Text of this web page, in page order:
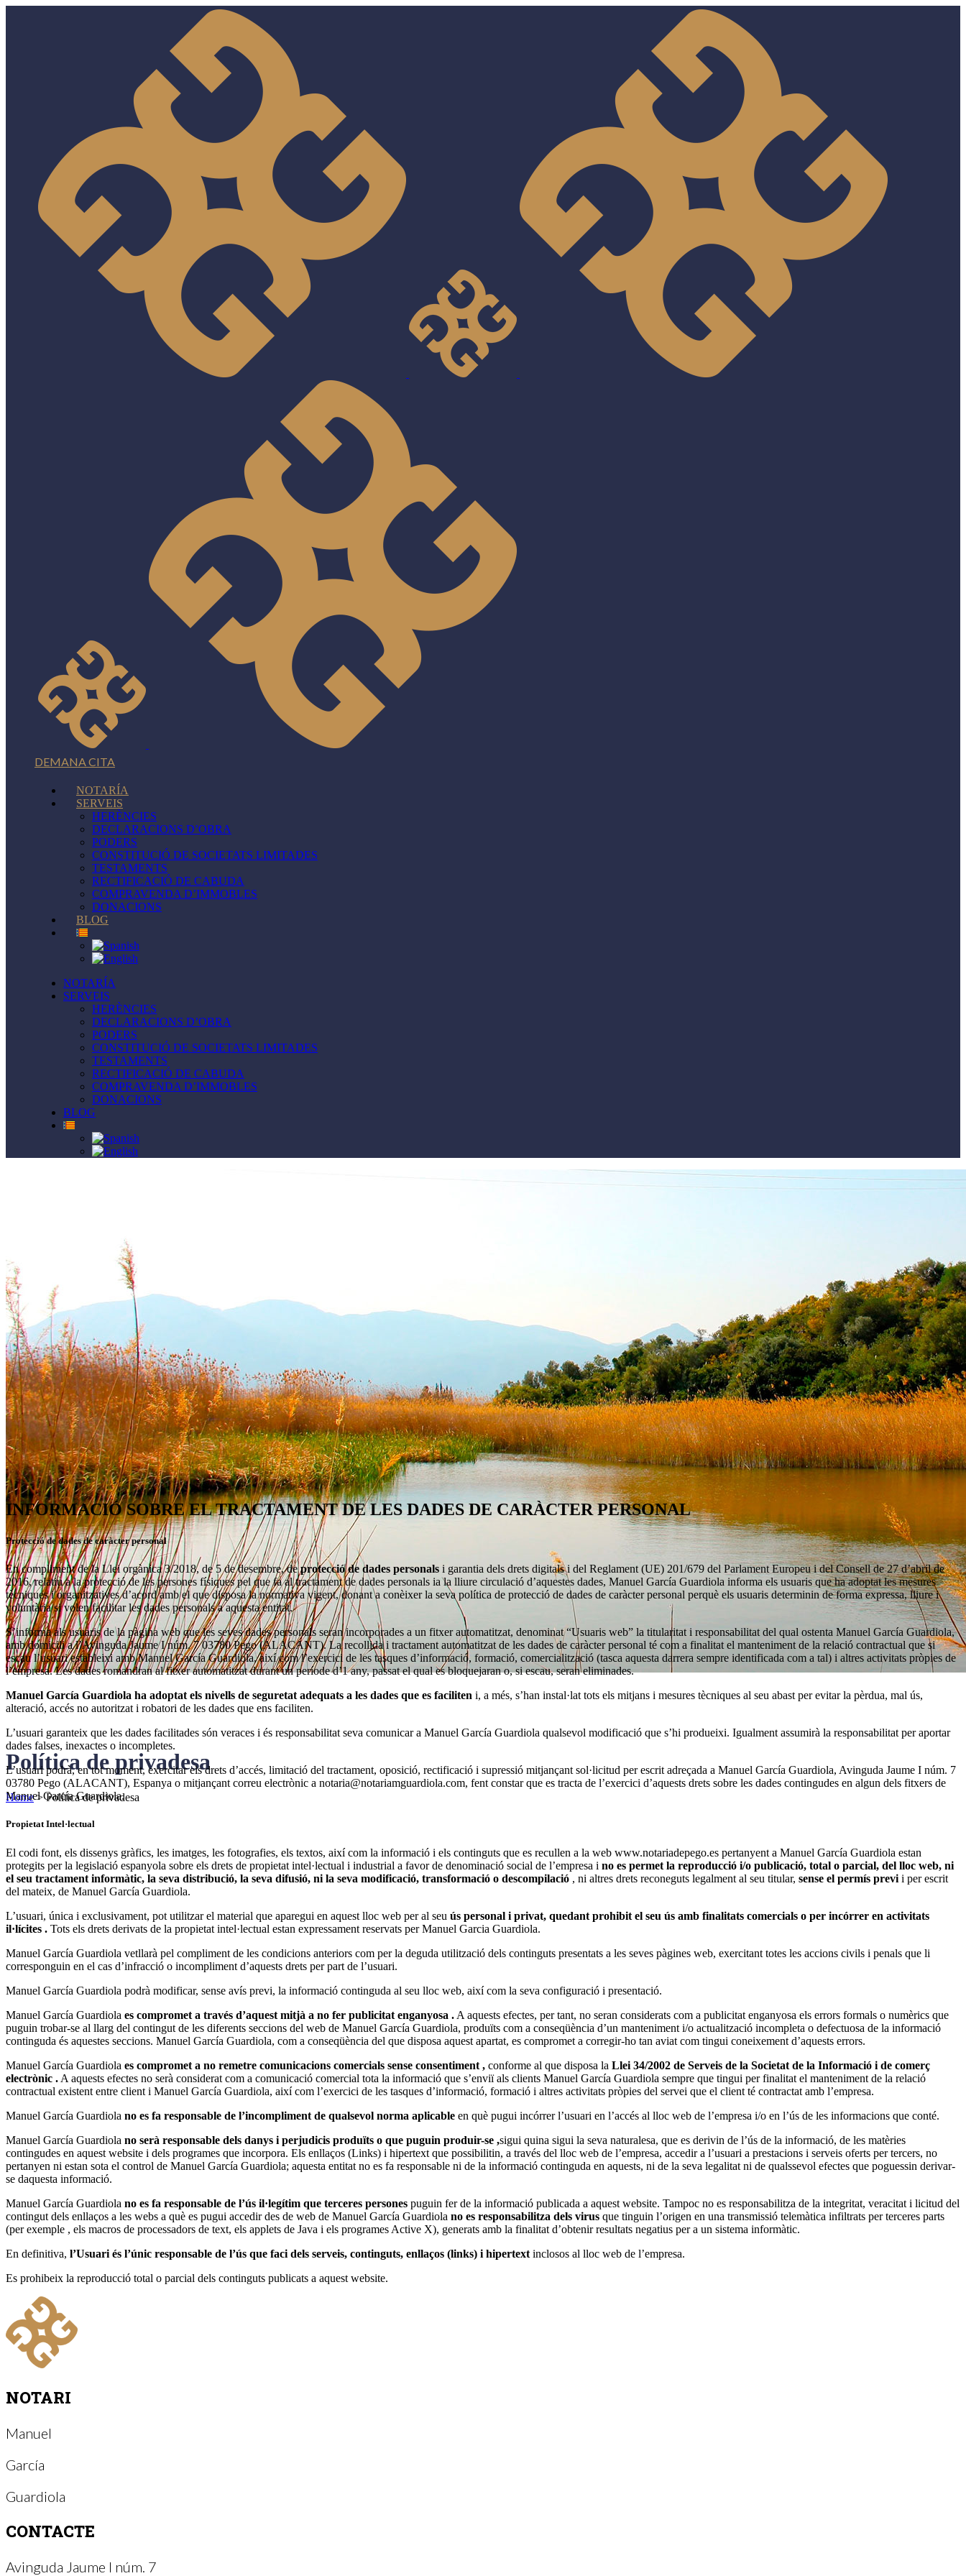
DEMANA CITA
NOTARÍA
SERVEIS
HERÈNCIES
DECLARACIONS D’OBRA
PODERS
CONSTITUCIÓ DE SOCIETATS LIMITADES
TESTAMENTS
RECTIFICACIÓ DE CABUDA
COMPRAVENDA D’IMMOBLES
DONACIONS
BLOG
NOTARÍA
SERVEIS
HERÈNCIES
DECLARACIONS D’OBRA
PODERS
CONSTITUCIÓ DE SOCIETATS LIMITADES
TESTAMENTS
RECTIFICACIÓ DE CABUDA
COMPRAVENDA D’IMMOBLES
DONACIONS
BLOG
Política de privadesa
Home>Política de privadesa
INFORMACIÓ SOBRE EL TRACTAMENT DE LES DADES DE CARÀCTER PERSONAL
Protecció de dades de caràcter personal
En compliment de la Llei orgànica 3/2018, de 5 de desembre, deprotecció de dades personals i garantia dels drets digitals i del Reglament (UE) 201/679 del Parlament Europeu i del Consell de 27 d’abril de
2016, relatiu a la protecció de les persones físiques pel que fa al tractament de dades personals ia la lliure circulació d’aquestes dades, Manuel García Guardiola informa els usuaris que ha adoptat les mesures
tècniques i organitzatives d’acord amb el que disposa la normativa vigent, donant a conèixer la seva política de protecció de dades de caràcter personal perquè els usuaris determinin de forma expressa, lliure i
voluntària si volen facilitar les dades personals a aquesta entitat.
S’informa als usuaris de la pàgina web que les seves dades personals seran incorporades a un fitxer automatitzat, denominat “Usuaris web” la titularitat i responsabilitat del qual ostenta Manuel García Guardiola,
amb domicili a l’Avinguda Jaume I núm. 7 03780 Pego (ALACANT). La recollida i tractament automatitzat de les dades de caràcter personal té com a finalitat el manteniment de la relació contractual que si
escau l’usuari estableixi amb Manuel García Guardiola, així com l’exercici de les tasques d’informació, formació, comercialització (tasca aquesta darrera sempre identificada com a tal) i altres activitats pròpies de
l’empresa. Les dades romandran al fitxer automatitzat durant un període d’1 any, passat el qual es bloquejaran o, si escau, seran eliminades.
Manuel García Guardiola ha adoptat els nivells de seguretat adequats a les dades que es faciliten i, a més, s’han instal·lat tots els mitjans i mesures tècniques al seu abast per evitar la pèrdua, mal ús,
alteració, accés no autoritzat i robatori de les dades que ens faciliten.
L’usuari garanteix que les dades facilitades són veraces i és responsabilitat seva comunicar a Manuel García Guardiola qualsevol modificació que s’hi produeixi. Igualment assumirà la responsabilitat per aportar
dades falses, inexactes o incompletes.
L’usuari podrà, en tot moment, exercitar els drets d’accés, limitació del tractament, oposició, rectificació i supressió mitjançant sol·licitud per escrit adreçada a Manuel García Guardiola, Avinguda Jaume I núm. 7
03780 Pego (ALACANT), Espanya o mitjançant correu electrònic a notaria@notariamguardiola.com, fent constar que es tracta de l’exercici d’aquests drets sobre les dades contingudes en algun dels fitxers de
Manuel García Guardiola.
Propietat Intel·lectual
El codi font, els dissenys gràfics, les imatges, les fotografies, els textos, així com la informació i els continguts que es recullen a la web www.notariadepego.es pertanyent a Manuel García Guardiola estan
protegits per la legislació espanyola sobre els drets de propietat intel·lectual i industrial a favor de denominació social de l’empresa i no es permet la reproducció i/o publicació, total o parcial, del lloc web, ni
el seu tractament informàtic, la seva distribució, la seva difusió, ni la seva modificació, transformació o descompilació , ni altres drets reconeguts legalment al seu titular, sense el permís previ i per escrit
del mateix, de Manuel García Guardiola.
L’usuari, única i exclusivament, pot utilitzar el material que aparegui en aquest lloc web per al seu ús personal i privat, quedant prohibit el seu ús amb finalitats comercials o per incórrer en activitats
il·lícites . Tots els drets derivats de la propietat intel·lectual estan expressament reservats per Manuel Garcia Guardiola.
Manuel García Guardiola vetllarà pel compliment de les condicions anteriors com per la deguda utilització dels continguts presentats a les seves pàgines web, exercitant totes les accions civils i penals que li
corresponguin en el cas d’infracció o incompliment d’aquests drets per part de l’usuari.
Manuel García Guardiola podrà modificar, sense avís previ, la informació continguda al seu lloc web, així com la seva configuració i presentació.
Manuel García Guardiola es compromet a través d’aquest mitjà a no fer publicitat enganyosa . A aquests efectes, per tant, no seran considerats com a publicitat enganyosa els errors formals o numèrics que
puguin trobar-se al llarg del contingut de les diferents seccions del web de Manuel García Guardiola, produïts com a conseqüència d’un manteniment i/o actualització incompleta o defectuosa de la informació
continguda és aquestes seccions. Manuel García Guardiola, com a conseqüència del que disposa aquest apartat, es compromet a corregir-ho tan aviat com tingui coneixement d’aquests errors.
Manuel García Guardiola es compromet a no remetre comunicacions comercials sense consentiment , conforme al que disposa la Llei 34/2002 de Serveis de la Societat de la Informació i de comerç
electrònic . A aquests efectes no serà considerat com a comunicació comercial tota la informació que s’enviï als clients Manuel García Guardiola sempre que tingui per finalitat el manteniment de la relació
contractual existent entre client i Manuel García Guardiola, així com l’exercici de les tasques d’informació, formació i altres activitats pròpies del servei que el client té contractat amb l’empresa.
Manuel García Guardiola no es fa responsable de l’incompliment de qualsevol norma aplicable en què pugui incórrer l’usuari en l’accés al lloc web de l’empresa i/o en l’ús de les informacions que conté.
Manuel García Guardiola no serà responsable dels danys i perjudicis produïts o que puguin produir-se ,sigui quina sigui la seva naturalesa, que es derivin de l’ús de la informació, de les matèries
contingudes en aquest website i dels programes que incorpora. Els enllaços (Links) i hipertext que possibilitin, a través del lloc web de l’empresa, accedir a l’usuari a prestacions i serveis oferts per tercers, no
pertanyen ni estan sota el control de Manuel García Guardiola; aquesta entitat no es fa responsable ni de la informació continguda en aquests, ni de la seva legalitat ni de qualssevol efectes que poguessin derivar-
se daquesta informació.
Manuel García Guardiola no es fa responsable de l’ús il·legítim que terceres persones puguin fer de la informació publicada a aquest website. Tampoc no es responsabilitza de la integritat, veracitat i licitud del
contingut dels enllaços a les webs a què es pugui accedir des de web de Manuel García Guardiola no es responsabilitza dels virus que tinguin l’origen en una transmissió telemàtica infiltrats per terceres parts
(per exemple , els macros de processadors de text, els applets de Java i els programes Active X), generats amb la finalitat d’obtenir resultats negatius per a un sistema informàtic.
En definitiva, l’Usuari és l’únic responsable de l’ús que faci dels serveis, continguts, enllaços (links) i hipertext inclosos al lloc web de l’empresa.
Es prohibeix la reproducció total o parcial dels continguts publicats a aquest website.
NOTARI
Manuel
García
Guardiola
CONTACTE
Avinguda Jaume I núm. 7